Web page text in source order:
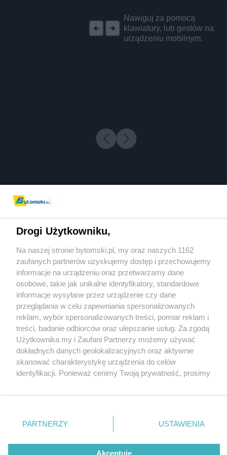
Nawiguj za pomocą
klawiatury, lub gestów na
urządzeniu mobilnym.
4 / 0
Wydawca mediów lokalnych
Nie zapomnij
zapoznać się z:
polityką prywatności regulamin korzystania z portali
Twojemiasto
Piekary Śląskie
Chorzów
Tarnowskie Góry
Gliwice
Skontakuj sięz nami
Kontakt
Wydawca
Pogoda
Drogi Użytkowniku,
Na naszej stronie bytomski.pl, my oraz naszych 1162
zaufanych partnerów uzyskujemy dostęp i przechowujemy
informacje na urządzeniu oraz przetwarzamy dane
osobowe, takie jak unikalne identyfikatory, standardowe
informacje wysyłane przez urządzenie czy dane
przeglądania w celu zapewniania spersonalizowanych
reklam, wybór spersonalizowanych treści, pomiar reklam i
treści, badanie odbiorców oraz ulepszanie usług. Za zgodą
Użytkownika my i Zaufani Partnerzy możemy używać
dokładnych danych geolokalizacyjnych oraz aktywnie
skanować charakterystykę urządzenia do celów
identyfikacji. Ponieważ cenimy Twoją prywatność, prosimy
prywatności znajdujący się w lewym dolnym rogu strony
. Niektóre rodzaje przetwarzania danych nie wymagają
zgody użytkownika, ale masz prawo sprzeciwić się
takiemu przetwarzaniu. Preferencje będą miały
PARTNERZY USTAWIENIA
Akceptuję